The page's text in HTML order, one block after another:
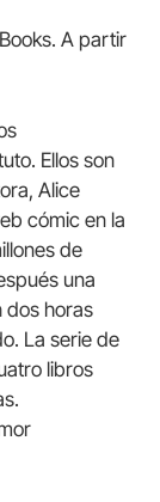
A partir
Ellos son
Alice
cómic en la
de
una
dos horas
La serie de
libros